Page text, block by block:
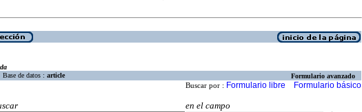
Base de datos : article Formulario avanzado
Buscar por : Formulario libre Formulario básico
en el campo